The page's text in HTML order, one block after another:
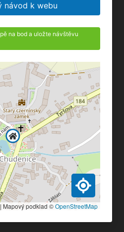
návod k webu
na bod a uložte návštěvu
| Mapový podklad ©OpenStreetMap